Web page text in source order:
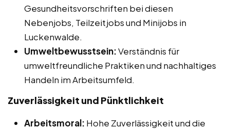
Gesundheitsvorschriften bei diesen
Nebenjobs, Teilzeitjobs und Minijobs in
Luckenwalde.
Umweltbewusstsein:Verständnis für
umweltfreundliche Praktiken und nachhaltiges
Handeln im Arbeitsumfeld.
Zuverlässigkeit und Pünktlichkeit
Arbeitsmoral: Hohe Zuverlässigkeit und die